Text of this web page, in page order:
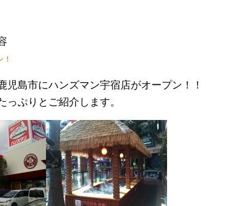
児島市にハンズマン宇宿店がオープン！！
っぷりとご紹介します。